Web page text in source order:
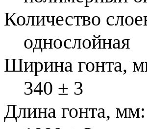
Количество
однослойная
Ширина гонта,
340 ± 3
Длина гонта, мм: